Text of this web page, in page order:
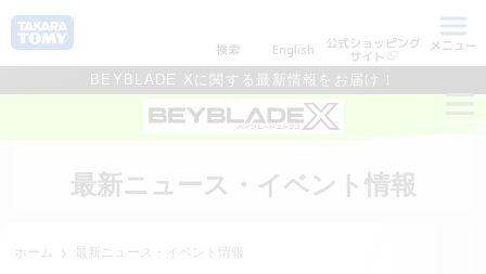
検索 English 公式ショッピング
サイト
メニュー
BEYBLADE Xに関する最新情報をお届け！
最新ニュース・イベント情報
ホーム 最新ニュース・イベント情報